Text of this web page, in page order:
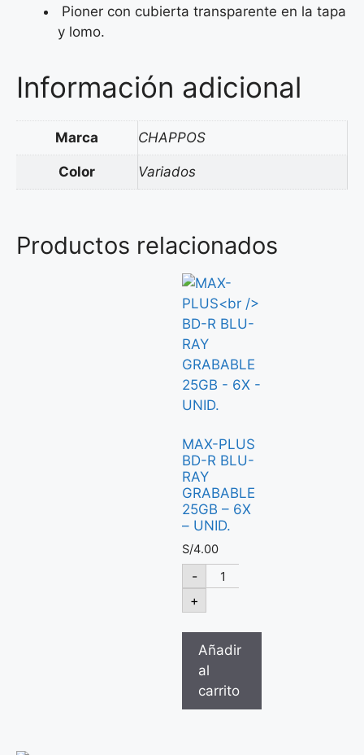
Pioner con cubierta transparente en la tapa
y lomo.
Información adicional
Marca CHAPPOS
Color Variados
Productos relacionados
MAX-PLUS
BD-R BLU-
RAY
GRABABLE
25GB – 6X
– UNID.
S/4.00
-
+
Añadir
al
carrito